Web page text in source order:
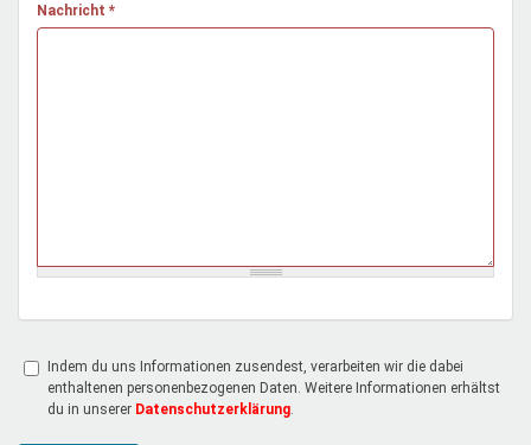
Nachricht *
Indem du uns Informationen zusendest, verarbeiten wir die dabei
enthaltenen personenbezogenen Daten. Weitere Informationen erhältst
du in unserer Datenschutzerklärung